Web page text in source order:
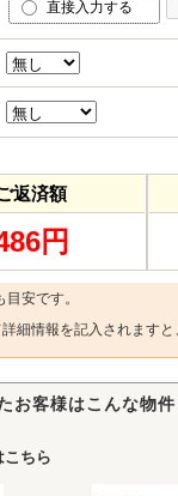
直接入力する
返済額
円
安です。
細情報を記入されます
お客様はこんな物件
こちら